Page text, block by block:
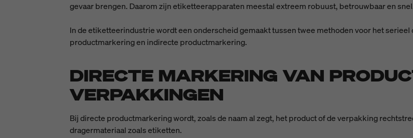
gevaar brengen. Daarom zijn etiketteerapparaten meestal extreem robuust, betrouwbaar en
In de etiketteerindustrie wordt een onderscheid gemaakt tussen twee methoden voor het
productmarkering en indirecte productmarkering.
DIRECTE MARKERING VAN
VERPAKKINGEN
Bij directe productmarkering wordt, zoals de naam al zegt, het product of de verpakking
dragermateriaal zoals etiketten.